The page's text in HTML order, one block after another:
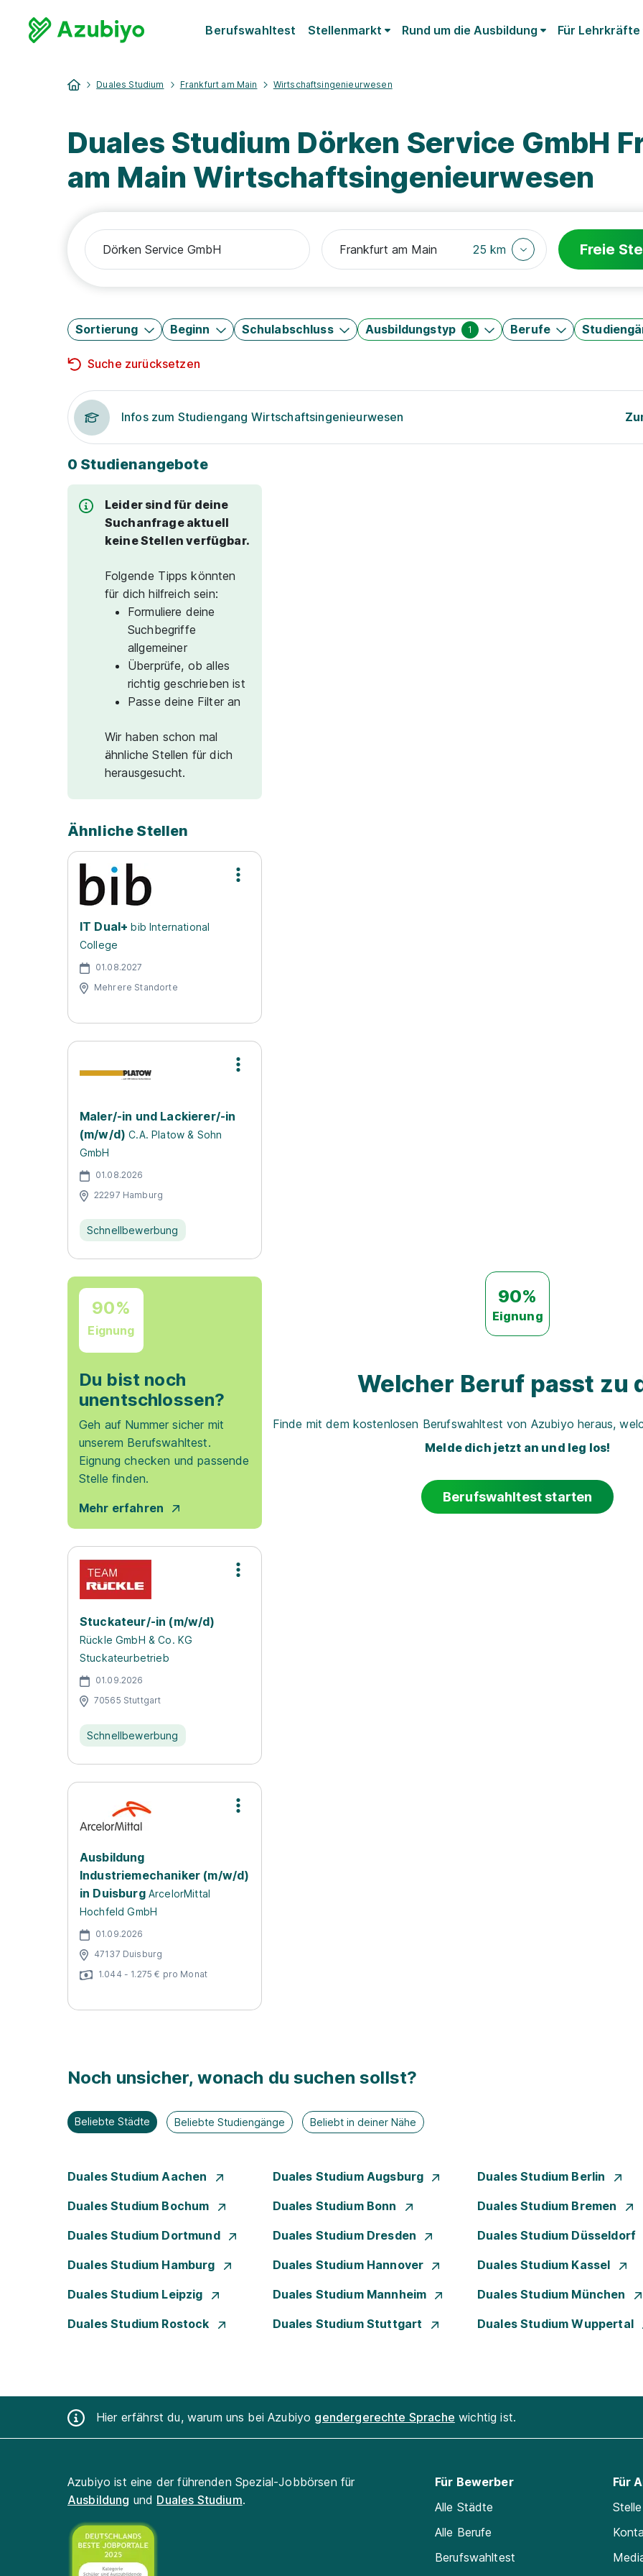
Berufswahltest Stellenmarkt Rund um die Ausbildung Für Lehrkräfte
Duales Studium Frankfurt am Main Wirtschaftsingenieurwesen
Duales Studium Dörken Service GmbH
am Main Wirtschaftsingenieurwesen
25 km Freie
Sortierung Beginn Schulabschluss Ausbildungstyp 1 Berufe
Suche zurücksetzen
Infos zum Studiengang Wirtschaftsingenieurwesen
0 Studienangebote
Leider sind für deine
Suchanfrage aktuell
keine Stellen verfügbar.
Folgende Tipps könnten
für dich hilfreich sein:
Formuliere deine
Suchbegriffe
allgemeiner
Überprüfe, ob alles
richtig geschrieben ist
Passe deine Filter an
Wir haben schon mal
ähnliche Stellen für dich
herausgesucht.
Ähnliche Stellen
IT Dual+ bib International
College
01.08.2027
Mehrere Standorte
Maler/-in und Lackierer/-in
(m/w/d) C.A. Platow & Sohn
GmbH
01.08.2026
22297 Hamburg
Schnellbewerbung
90%
Eignung
Du bist noch
unentschlossen?
Geh auf Nummer sicher mit
unserem Berufswahltest.
Eignung checken und passende
Stelle finden.
Mehr erfahren
Stuckateur/-in (m/w/d)
Rückle GmbH & Co. KG
Stuckateurbetrieb
01.09.2026
70565 Stuttgart
Schnellbewerbung
Ausbildung
Industriemechaniker (m/w/d)
in Duisburg ArcelorMittal
Hochfeld GmbH
01.09.2026
47137 Duisburg
1.044 - 1.275 € pro Monat
90%
Eignung
Welcher Beruf passt zu
Finde mit dem kostenlosen Berufswahltest von Azubiyo heraus,
Melde dich jetzt an und leg los!
Berufswahltest starten
Noch unsicher, wonach du suchen sollst?
Beliebte Städte Beliebte Studiengänge Beliebt in deiner Nähe
Duales Studium Aachen Duales Studium Augsburg Duales Studium Berlin
Duales Studium Bochum Duales Studium Bonn Duales Studium Bremen
Duales Studium Dortmund Duales Studium Dresden Duales Studium Düsseldorf
Duales Studium Hamburg Duales Studium Hannover Duales Studium Kassel
Duales Studium Leipzig Duales Studium Mannheim Duales Studium München
Duales Studium Rostock Duales Studium Stuttgart Duales Studium Wuppertal
Hier erfährst du, warum uns bei Azubiyo gendergerechte Sprache wichtig ist.
Azubiyo ist eine der führenden Spezial-Jobbörsen für
Ausbildung und Duales Studium.
Für Bewerber
Alle Städte
Alle Berufe
Berufswahltest
Für